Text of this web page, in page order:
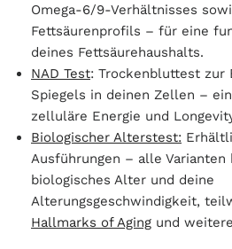
Omega-6/9-Verhältnisses
Fettsäurenprofils – für eine
deines Fettsäurehaushalts.
NAD Test: Trockenbluttest zur
Spiegels in deinen Zellen –
zelluläre Energie und
Biologischer Alterstest:
Ausführungen – alle Varianten
biologisches Alter und deine
Alterungsgeschwindigkeit,
Hallmarks of Aging und